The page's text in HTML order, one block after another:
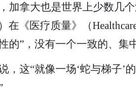
加拿大也是世界上少数几
在《医疗质量》（
的”，没有一个一致的、集
，这“就像一场‘蛇与梯子’